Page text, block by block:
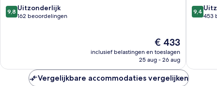
9.8
van
9,8 Uitzonderlijk
162 beoordelingen
De
prijs
is
€ 433
inclusief belastingen en toeslagen
25 aug - 26 aug
9.4
van
9,4
453
Vergelijkbare accommodaties vergelijken